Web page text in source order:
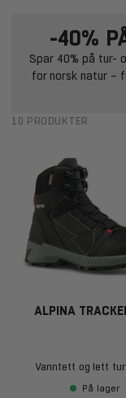
-40%
Spar 40% på tur-
for norsk natur –
10 PRODUKTER
ALPINA
Vanntett og lett
På lager